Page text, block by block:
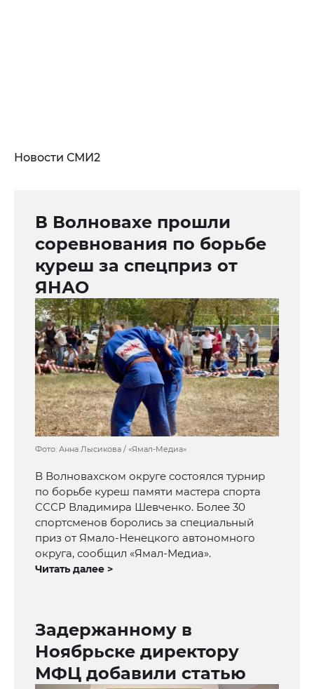
Новости СМИ2
В Волновахе прошли
соревнования по борьбе
куреш за спецприз от
ЯНАО
Фото: Анна Лысикова / «Ямал-Медиа»
В Волновахском округе состоялся турнир
по борьбе куреш памяти мастера спорта
СССР Владимира Шевченко. Более 30
спортсменов боролись за специальный
приз от Ямало-Ненецкого автономного
округа, сообщил «Ямал-Медиа».
Читать далее >
Задержанному в
Ноябрьске директору
МФЦ добавили статью